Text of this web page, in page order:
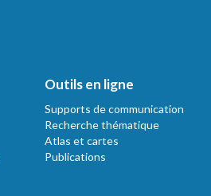
Outils en ligne
Supports de communication
Recherche thématique
Atlas et cartes
Publications